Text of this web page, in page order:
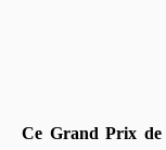
Ce Grand Prix